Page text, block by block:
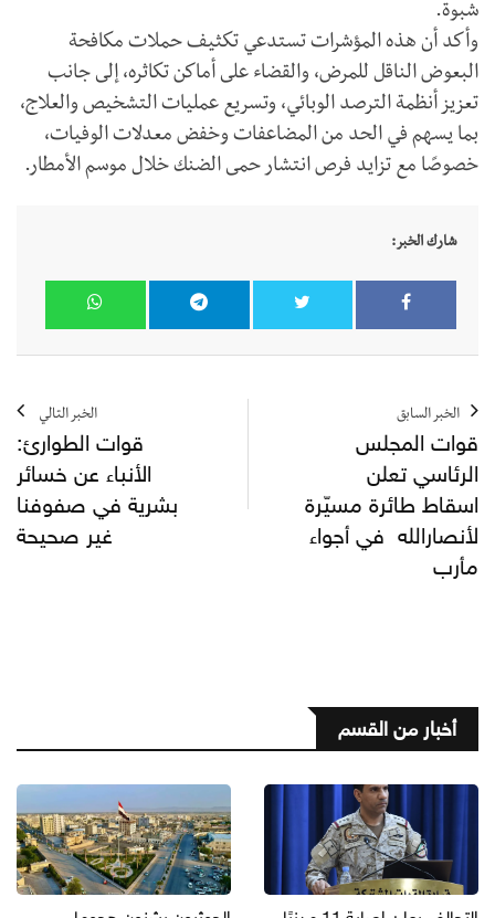
شبوة.
وأكد أن هذه المؤشرات تستدعي تكثيف حملات مكافحة
البعوض الناقل للمرض، والقضاء على أماكن تكاثره، إلى جانب
تعزيز أنظمة الترصد الوبائي، وتسريع عمليات التشخيص والعلاج،
بما يسهم في الحد من المضاعفات وخفض معدلات الوفيات،
خصوصًا مع تزايد فرص انتشار حمى الضنك خلال موسم الأمطار.
شارك الخبر:
الخبر السابق
قوات المجلس
الرئاسي تعلن
اسقاط طائرة مسيّرة
لأنصارالله في أجواء
مأرب
الخبر التالي
قوات الطوارئ:
الأنباء عن خسائر
بشرية في صفوفنا
غير صحيحة
أخبار من القسم